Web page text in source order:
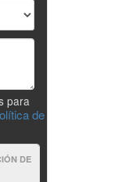
para
de
DE